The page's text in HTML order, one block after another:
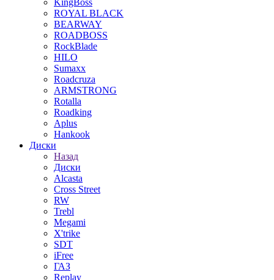
KingBoss
ROYAL BLACK
BEARWAY
ROADBOSS
RockBlade
HILO
Sumaxx
Roadcruza
ARMSTRONG
Rotalla
Roadking
Aplus
Hankook
Диски
Назад
Диски
Alcasta
Cross Street
RW
Trebl
Megami
X'trike
SDT
iFree
ГАЗ
Replay